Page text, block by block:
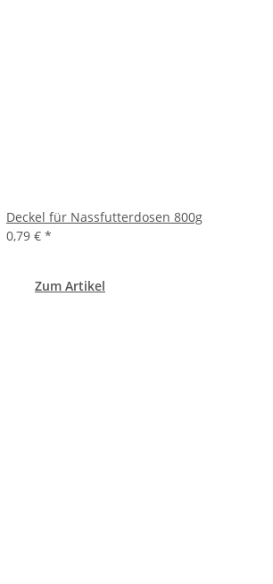
Deckel für Nassfutterdosen 800g
0,79 € *
Zum Artikel